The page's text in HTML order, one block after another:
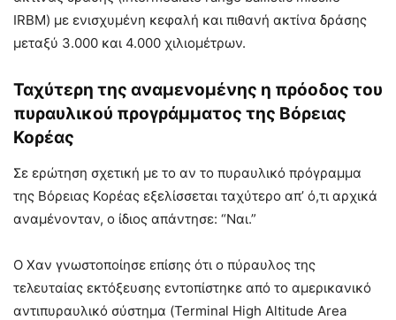
IRBM) με ενισχυμένη κεφαλή και πιθανή ακτίνα δράσης
μεταξύ 3.000 και 4.000 χιλιομέτρων.
Ταχύτερη της αναμενομένης η πρόοδος του
πυραυλικού προγράμματος της Βόρειας
Κορέας
Σε ερώτηση σχετική με το αν το πυραυλικό πρόγραμμα
της Βόρειας Κορέας εξελίσσεται ταχύτερο απ’ ό,τι αρχικά
αναμένονταν, ο ίδιος απάντησε: “Ναι.”
Ο Χαν γνωστοποίησε επίσης ότι ο πύραυλος της
τελευταίας εκτόξευσης εντοπίστηκε από το αμερικανικό
αντιπυραυλικό σύστημα (Terminal High Altitude Area